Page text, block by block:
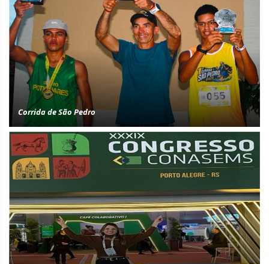
Corrida de São Pedro